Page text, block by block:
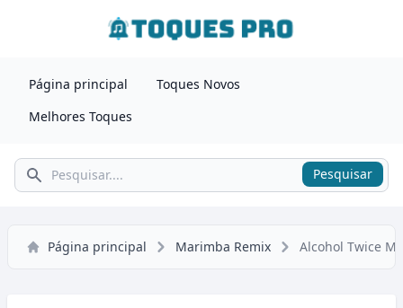
Página principal
Toques Novos
Melhores Toques
Pesquisar Pesquisar
Página principal Marimba Remix Alcohol Twice